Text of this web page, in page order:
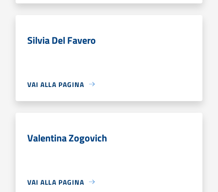
Silvia Del Favero
VAI ALLA PAGINA
Valentina Zogovich
VAI ALLA PAGINA